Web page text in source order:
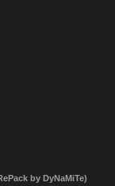
by DyNaMiTe)